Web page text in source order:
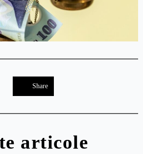
Share
articole